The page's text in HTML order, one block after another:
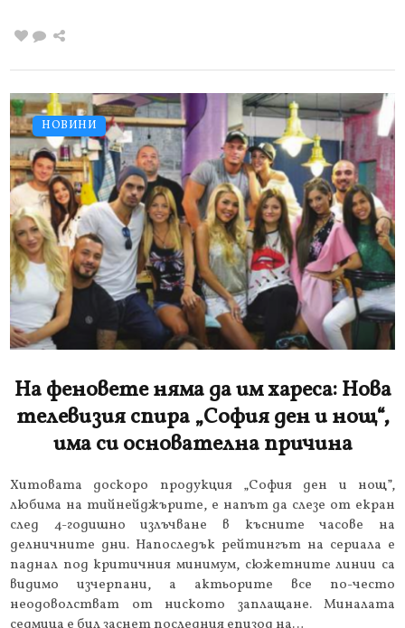
НОВИНИ
На феновете няма да им хареса: Нова
телевизия спира „София ден и нощ“,
има си основателна причина
Хитовата доскоро продукция „София ден и нощ”,
любима на тийнейджърите, е напът да слезе от екран
след 4-годишно излъчване в късните часове на
делничните дни. Напоследък рейтингът на сериала е
паднал под критичния минимум, сюжетните линии са
видимо изчерпани, а актьорите все по-често
неодоволстват от ниското заплащане. Миналата